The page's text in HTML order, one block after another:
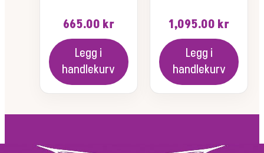
665.00 kr
Legg i
handlekurv
1,095.00 kr
Legg i
handlekurv